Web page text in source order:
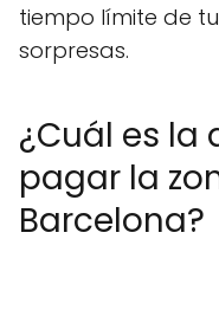
tiempo límite de
sorpresas.
¿Cuál es
pagar la
Barcelona?